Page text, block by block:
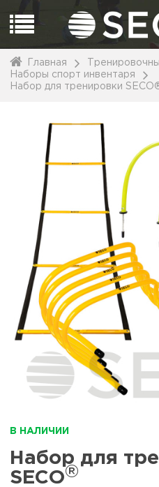
Главная
Наборы спорт инвентаря
Набор для тренировки
В НАЛИЧИИ
Набор для
SECO®